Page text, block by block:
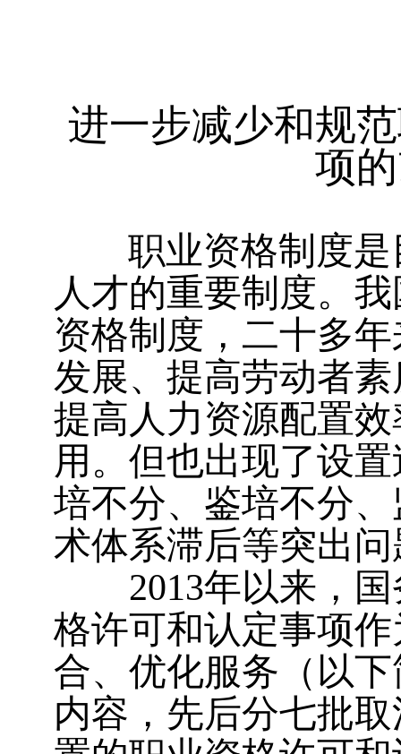
进一步减少和规
项
职业资格制度是
人才的重要制度。
资格制度，二十多
发展、提高劳动者
提高人力资源配置
用。但也出现了设
培不分、鉴培不分
术体系滞后等突出
2013年以来，国
格许可和认定事项
合、优化服务（以
内容，先后分七批